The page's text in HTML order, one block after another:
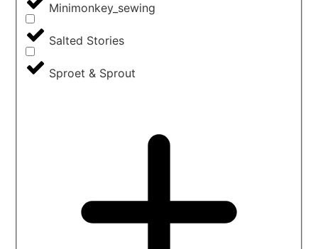
Minimonkey_sewing
Salted Stories
Sproet & Sprout